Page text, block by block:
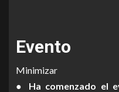
Evento
Minimizar
● Ha comenzado el